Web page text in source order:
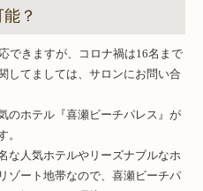
？
できますが、コロナ禍は16名まで
してましては、サロンにお問い合
のホテル『喜瀬ビーチパレス』が
。
な人気ホテルやリーズナブルなホ
ゾート地帯なので、喜瀬ビーチパ